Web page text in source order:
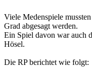
Viele Medenspiele
Grad abgesagt werden.
Ein Spiel davon war auch
Hösel.
Die RP berichtet wie folgt: